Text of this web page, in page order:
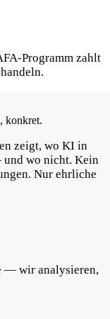
Programm zahlt
konkret.
zeigt, wo KI in
wo nicht. Kein
Nur ehrliche
— wir analysieren,